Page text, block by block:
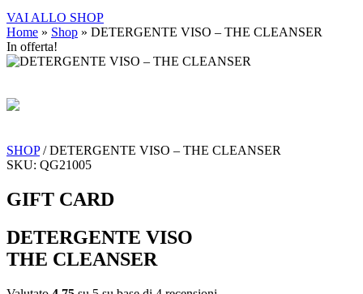
VAI ALLO SHOP
Home » Shop » DETERGENTE VISO – THE CLEANSER
In offerta!
SHOP/DETERGENTE VISO – THE CLEANSER
SKU: QG21005
GIFT CARD
DETERGENTE VISO
THE CLEANSER